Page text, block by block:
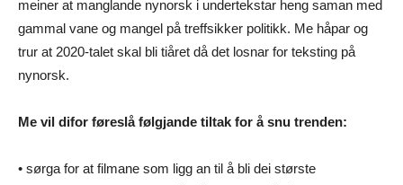
meiner at manglande nynorsk i undertekstar heng saman med
gammal vane og mangel på treffsikker politikk. Me håpar og
trur at 2020-talet skal bli tiåret då det losnar for teksting på
nynorsk.
Me vil difor føreslå følgjande tiltak for å snu trenden:
• sørga for at filmane som ligg an til å bli dei største